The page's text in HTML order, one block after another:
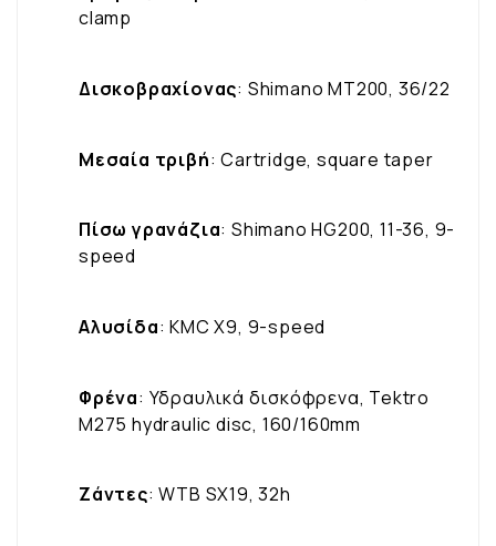
clamp
Δισκοβραχίονας: Shimano MT200, 36/22
Μεσαία τριβή: Cartridge, square taper
Πίσω γρανάζια: Shimano HG200, 11-36, 9-
speed
Αλυσίδα: KMC X9, 9-speed
Φρένα: Υδραυλικά δισκόφρενα, Tektro
M275 hydraulic disc, 160/160mm
Ζάντες: WTB SX19, 32h